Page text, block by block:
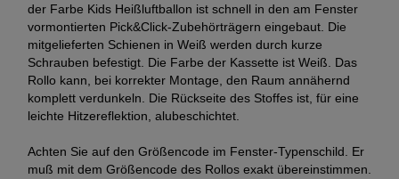
der Farbe Kids Heißluftballon ist schnell in den am Fenster
vormontierten Pick&Click-Zubehörträgern eingebaut. Die
mitgelieferten Schienen in Weiß werden durch kurze
Schrauben befestigt. Die Farbe der Kassette ist Weiß. Das
Rollo kann, bei korrekter Montage, den Raum annähernd
komplett verdunkeln. Die Rückseite des Stoffes ist, für eine
leichte Hitzereflektion, alubeschichtet.
Achten Sie auf den Größencode im Fenster-Typenschild. Er
muß mit dem Größencode des Rollos exakt übereinstimmen.